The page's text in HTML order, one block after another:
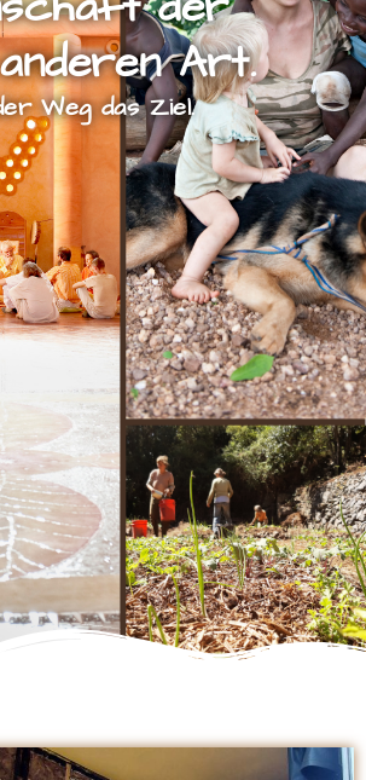
Art.
Weg das Ziel.